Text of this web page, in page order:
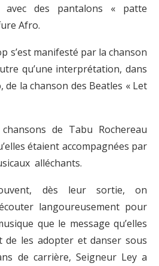
avec des pantalons « patte
Afro.
s’est manifesté par la chanson
qu’une interprétation, dans
de la chanson des Beatles « Let
de Tabu Rochereau
étaient accompagnées par
alléchants.
dès leur sortie, on
langoureusement pour
que le message qu’elles
de les adopter et danser sous
de carrière, Seigneur Ley a